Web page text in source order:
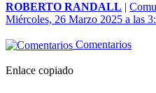
ROBERTO RANDALL |
Miércoles, 26 Marzo 2025 a las
Comentarios
Enlace copiado